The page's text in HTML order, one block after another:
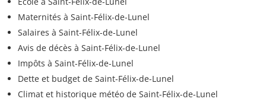
Maternités à Saint-Félix-de-Lunel
Salaires à Saint-Félix-de-Lunel
Avis de décès à Saint-Félix-de-Lunel
Impôts à Saint-Félix-de-Lunel
Dette et budget de Saint-Félix-de-Lunel
Climat et historique météo de Saint-Félix-de-Lunel